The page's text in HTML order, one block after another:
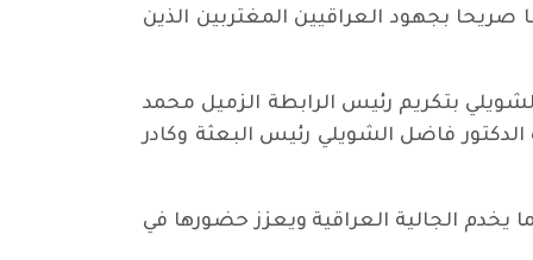
صريحا بجهود العراقيين المغتربين الذين
بتكريم رئيس الرابطة الزميل محمد
فاضل الشويلي رئيس البعثة وكادر
يخدم الجالية العراقية ويعزز حضورها في